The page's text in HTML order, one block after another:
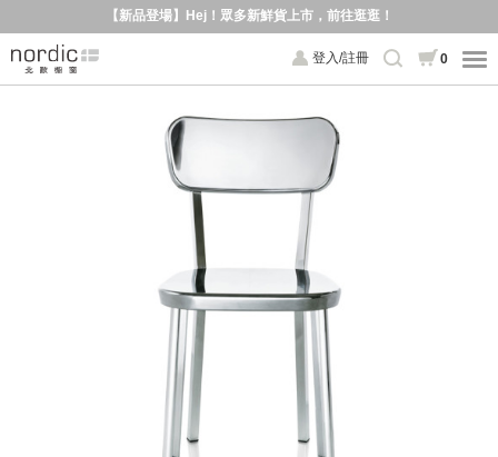
【新品登場】Hej！眾多新鮮貨上市，前往逛逛！
登入/註冊 0